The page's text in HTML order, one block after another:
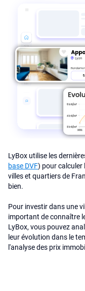
LyBox utilise les
base DVF) pour calculer
villes et quartiers de
bien.
Pour investir dans une
important de connaître
LyBox, vous pouvez
leur évolution dans le
l'analyse des prix